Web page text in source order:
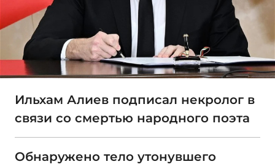
Ильхам Алиев подписал некролог в
связи со смертью народного поэта
Обнаружено тело утонувшего